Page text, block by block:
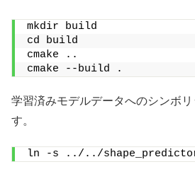
mkdir build
cd build
cmake ..
cmake --build .
学習済みモデルデータへのシンボ
す。
ln -s ../../